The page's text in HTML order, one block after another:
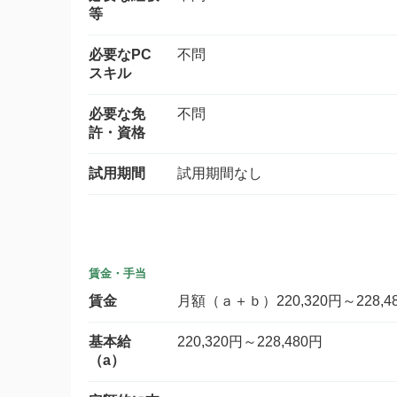
等
必要なPC
スキル
不問
必要な免
許・資格
不問
試用期間 試用期間なし
賃金・手当
賃金 月額（ａ＋ｂ）220,320円～
基本給
（a）
220,320円～228,480円